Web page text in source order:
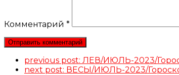
Комментарий *
previous post: ЛЕВ/ИЮЛЬ-2023/
next post: ВЕСЫ/ИЮЛЬ-2023/